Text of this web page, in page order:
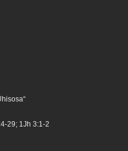
29; 1Jh 3:1-2